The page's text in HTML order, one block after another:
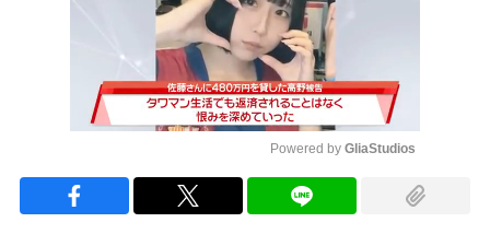
Powered by GliaStudios